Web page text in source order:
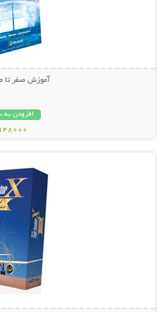
آموزش صفر تا صد
افزودن به
148000 تومان